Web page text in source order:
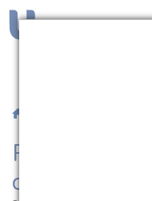
PPGSC/
defesa de tese